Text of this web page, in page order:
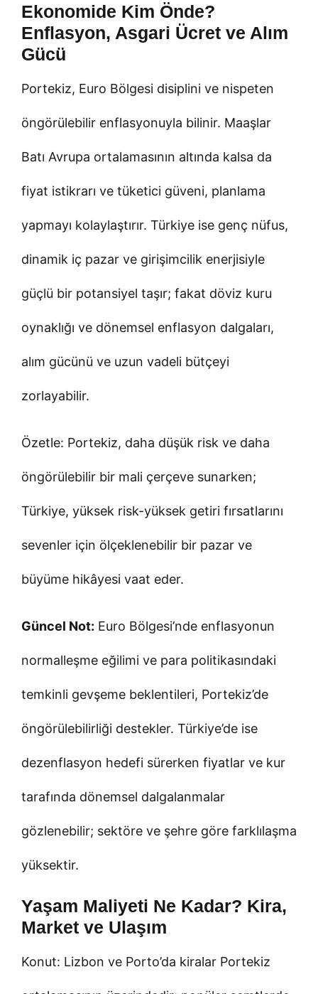
Ekonomide Kim Önde?
Enflasyon, Asgari Ücret ve Alım
Gücü
Portekiz, Euro Bölgesi disiplini ve nispeten
öngörülebilir enflasyonuyla bilinir. Maaşlar
Batı Avrupa ortalamasının altında kalsa da
fiyat istikrarı ve tüketici güveni, planlama
yapmayı kolaylaştırır. Türkiye ise genç nüfus,
dinamik iç pazar ve girişimcilik enerjisiyle
güçlü bir potansiyel taşır; fakat döviz kuru
oynaklığı ve dönemsel enflasyon dalgaları,
alım gücünü ve uzun vadeli bütçeyi
zorlayabilir.
Özetle: Portekiz, daha düşük risk ve daha
öngörülebilir bir mali çerçeve sunarken;
Türkiye, yüksek risk-yüksek getiri fırsatlarını
sevenler için ölçeklenebilir bir pazar ve
büyüme hikâyesi vaat eder.
Güncel Not: Euro Bölgesi’nde enflasyonun
normalleşme eğilimi ve para politikasındaki
temkinli gevşeme beklentileri, Portekiz’de
öngörülebilirliği destekler. Türkiye’de ise
dezenflasyon hedefi sürerken fiyatlar ve kur
tarafında dönemsel dalgalanmalar
gözlenebilir; sektöre ve şehre göre farklılaşma
yüksektir.
Yaşam Maliyeti Ne Kadar? Kira,
Market ve Ulaşım
Konut: Lizbon ve Porto’da kiralar Portekiz